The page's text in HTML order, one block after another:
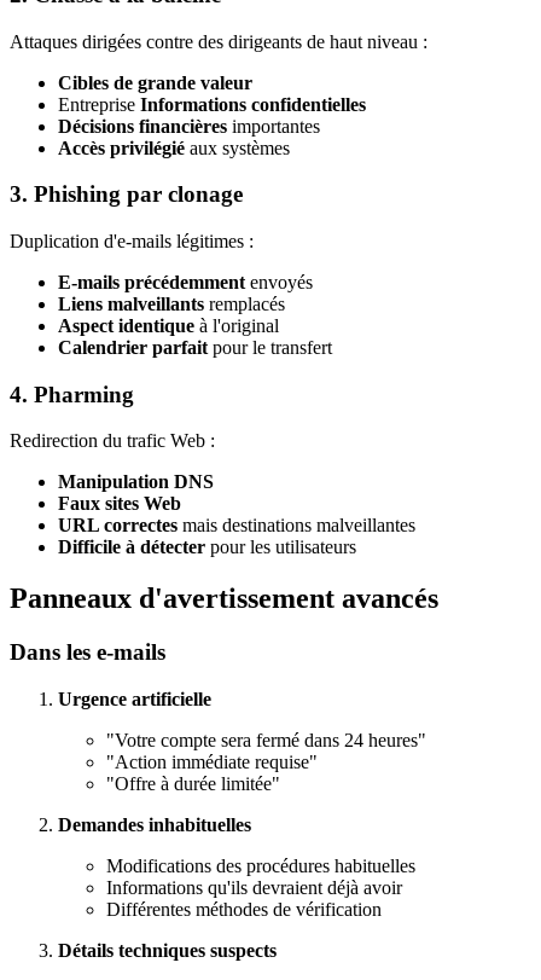
Attaques dirigées contre des dirigeants de haut niveau :
Cibles de grande valeur
Entreprise Informations confidentielles
Décisions financières importantes
Accès privilégié aux systèmes
3. Phishing par clonage
Duplication d'e-mails légitimes :
E-mails précédemment envoyés
Liens malveillants remplacés
Aspect identique à l'original
Calendrier parfait pour le transfert
4. Pharming
Redirection du trafic Web :
Manipulation DNS
Faux sites Web
URL correctes mais destinations malveillantes
Difficile à détecter pour les utilisateurs
Panneaux d'avertissement avancés
Dans les e-mails
Urgence artificielle
"Votre compte sera fermé dans 24 heures"
"Action immédiate requise"
"Offre à durée limitée"
Demandes inhabituelles
Modifications des procédures habituelles
Informations qu'ils devraient déjà avoir
Différentes méthodes de vérification
Détails techniques suspects